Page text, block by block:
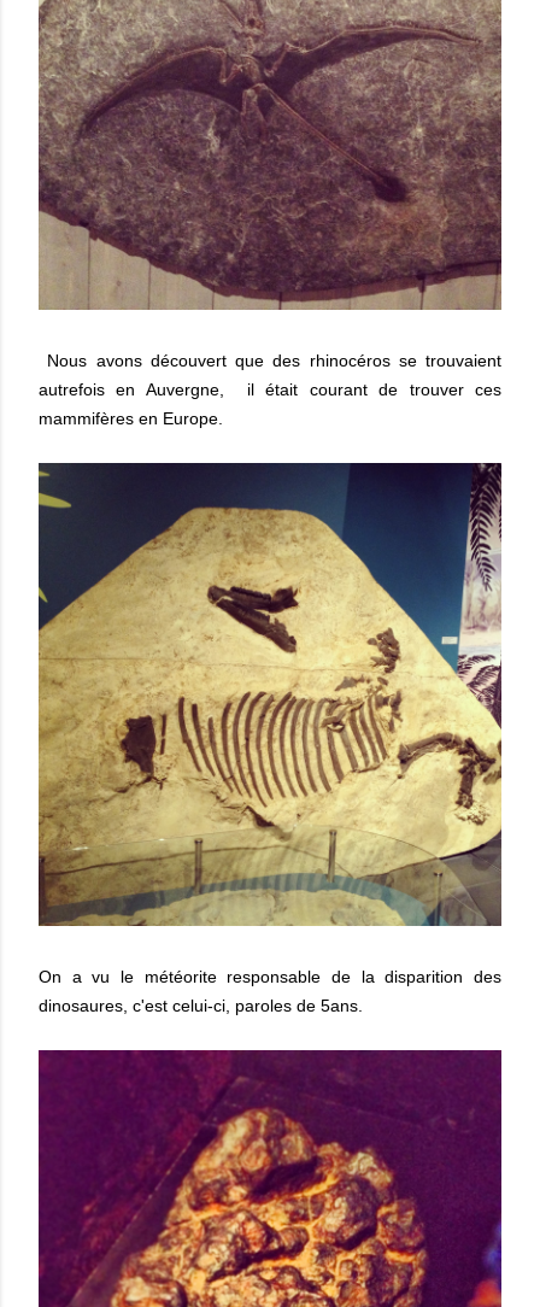
Nous avons découvert que des rhinocéros se trouvaient
autrefoisen Auvergne, il était courant de trouver ces
mammifères en Europe.
On a vu le météorite responsable de la disparition des
dinosaures, c'est celui-ci, paroles de 5ans.